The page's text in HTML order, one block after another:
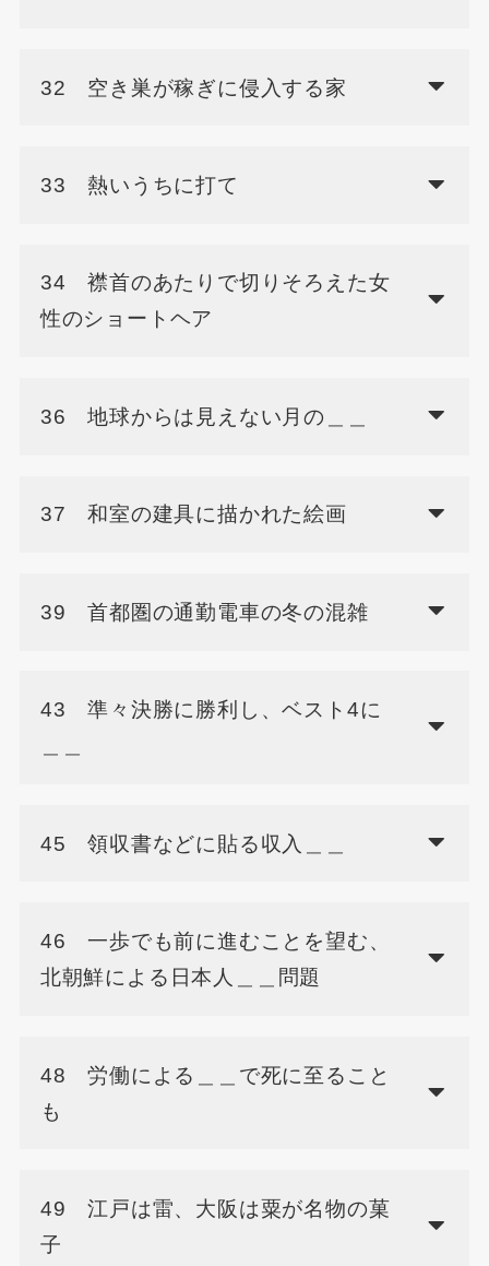
32 空き巣が稼ぎに侵入する家
33 熱いうちに打て
34 襟首のあたりで切りそろえた女
性のショートヘア
36 地球からは見えない月の＿＿
37 和室の建具に描かれた絵画
39 首都圏の通勤電車の冬の混雑
43 準々決勝に勝利し、ベスト4に
45 領収書などに貼る収入＿＿
46 一歩でも前に進むことを望む、
北朝鮮による日本人＿＿問題
48 労働による＿＿で死に至ること
も
49 江戸は雷、大阪は粟が名物の菓
子